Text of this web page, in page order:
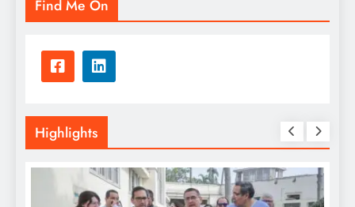
Find Me On
Highlights